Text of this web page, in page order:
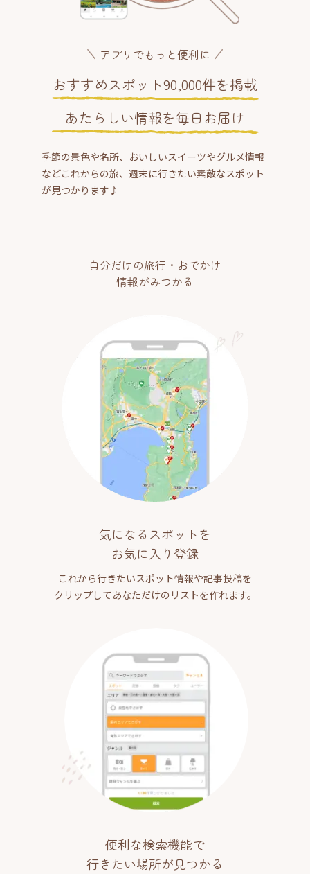
アプリでもっと便利に
おすすめスポット90,000件を掲載
あたらしい情報を毎日お届け
季節の景色や名所、おいしいスイーツやグルメ情報
などこれからの旅、週末に行きたい素敵なスポット
が見つかります♪
自分だけの旅行・おでかけ
情報がみつかる
気になるスポットを
お気に入り登録
これから行きたいスポット情報や記事投稿を
クリップしてあなただけのリストを作れます。
便利な検索機能で
行きたい場所が見つかる